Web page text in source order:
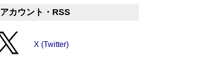
アカウント・RSS
X (Twitter)